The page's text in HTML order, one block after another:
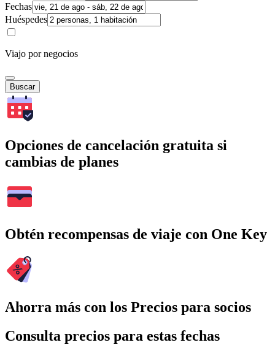
Fechas
Huéspedes
Viajo por negocios
Buscar
Opciones de cancelación gratuita si
cambias de planes
Obtén recompensas de viaje con One Key
Ahorra más con los Precios para socios
Consulta precios para estas fechas